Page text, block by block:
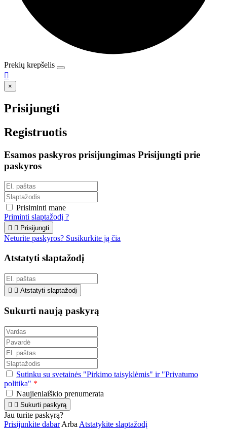
Prekių krepšelis

×
Prisijungti
Registruotis
Esamos paskyros prisijungimas Prisijungti prie
paskyros
Prisiminti mane
Priminti slaptažodį ?
  Prisijungti
Neturite paskyros? Susikurkite ją čia
Atstatyti slaptažodį
  Atstatyti slaptažodį
Sukurti naują paskyrą
Sutinku su svetainės "Pirkimo taisyklėmis" ir "Privatumo
politika" *
Naujienlaiškio prenumerata
  Sukurti paskyrą
Jau turite paskyrą?
Prisijunkite dabarArba Atstatykite slaptažodį